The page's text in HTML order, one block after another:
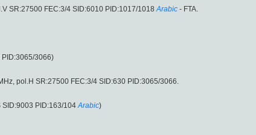
SR:27500 FEC:3/4 SID:6010 PID:1017/1018 Arabic - FTA.
PID:3065/3066)
pol.H SR:27500 FEC:3/4 SID:630 PID:3065/3066.
SID:9003 PID:163/104 Arabic)